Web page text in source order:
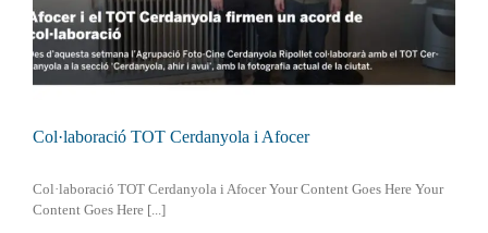
Col·laboració TOT Cerdanyola i Afocer
Col·laboració TOT Cerdanyola i Afocer Your Content Goes Here Your
Content Goes Here [...]